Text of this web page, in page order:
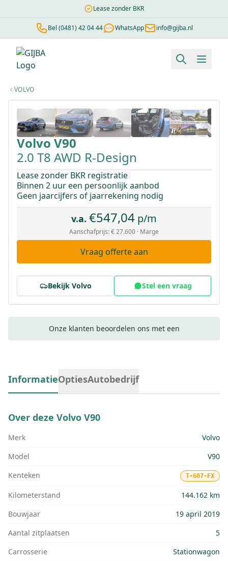
Lease zonder BKR
Bel (0481) 42 04 44 WhatsApp info@gijba.nl
Financial lease berekenen
VOLVO
VolvoV90
2.0 T8 AWD R-Design
Lease zonder BKR registratie
Binnen 2 uur een persoonlijk aanbod
Geen jaarcijfers of jaarrekening nodig
v.a. €547,04 p/m
Aanschafprijs:€ 27.600 · Marge
Vraag offerte aan
Bekijk Volvo Stel een vraag
Onze klanten beoordelen ons met een
InformatieOptiesAutobedrijf
Over deze Volvo V90
Merk
Volvo
Model
V90
Kenteken
T-607-FX
Kilometerstand
144.162 km
Bouwjaar
19 april 2019
Aantal zitplaatsen
5
Carrosserie
Stationwagon